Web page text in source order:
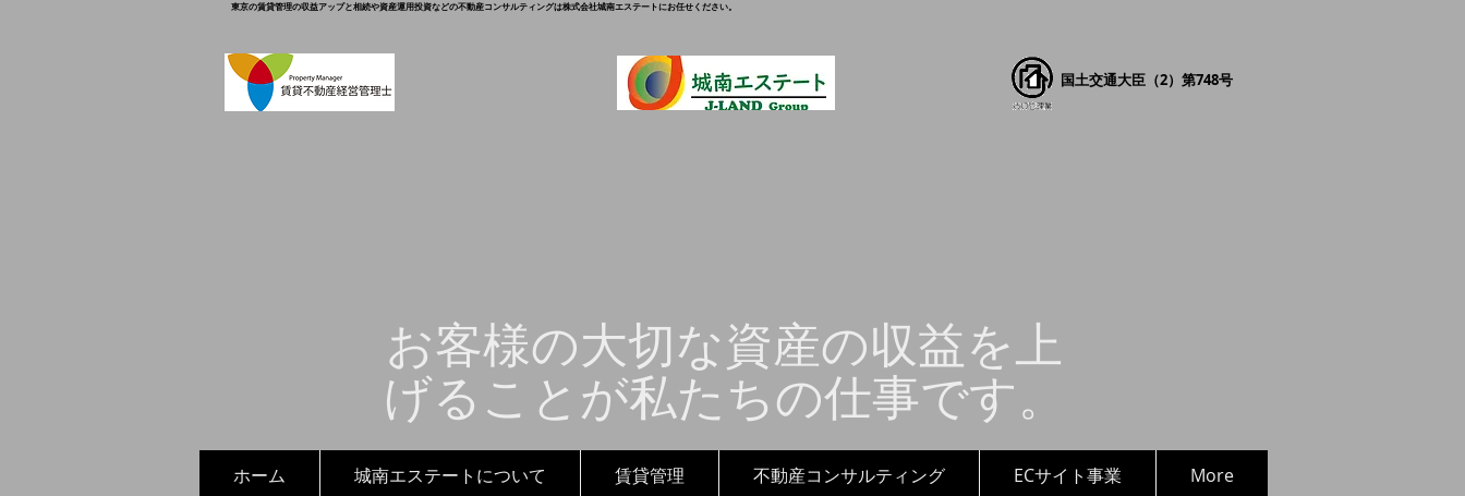
東京の賃貸管理の収益アップと相続や資産運用投資などの不動産コンサルティングは株式会社城南エステートにお任せください。
お客様の大切な資産の収益を上
げることが私たちの仕事です。
国土交通大臣（2）第748号
ホーム 城南エステートについて 賃貸管理 不動産コンサルティング ECサイト事業 More